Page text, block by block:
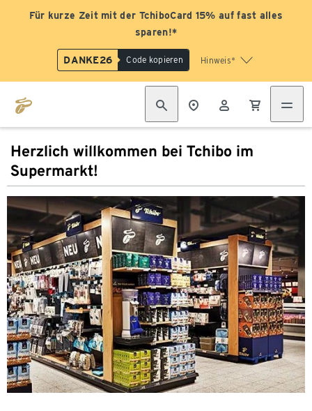
Für kurze Zeit mit der TchiboCard 15% auf fast alles
sparen!*
DANKE26 Code kopieren Hinweis*
Herzlich willkommen bei Tchibo im
Supermarkt!